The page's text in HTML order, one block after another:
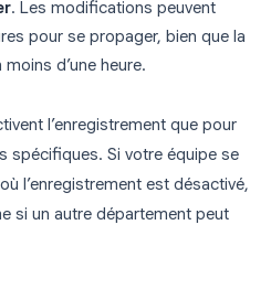
. Les modifications peuvent
pour se propager, bien que la
d’une heure.
l’enregistrement que pour
spécifiques. Si votre équipe se
l’enregistrement est désactivé,
si un autre département peut